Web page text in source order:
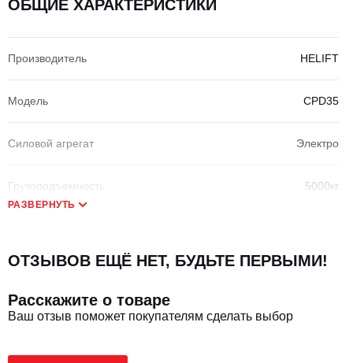
ОБЩИЕ ХАРАКТЕРИСТИКИ
Производитель HELIFT
Модель CPD35
Силовой агрегат Электро
Грузоподъемность 5000кг
Способ управления рабочим оборудованием Сидя
Размер, мм 5160 х 2165 х 2560
Грузоподъемность, кг
РАЗВЕРНУТЬ
ОТЗЫВОВ ЕЩЁ НЕТ, БУДЬТЕ ПЕРВЫМИ!
Расскажите о товаре
Ваш отзыв поможет покупателям сделать выбор